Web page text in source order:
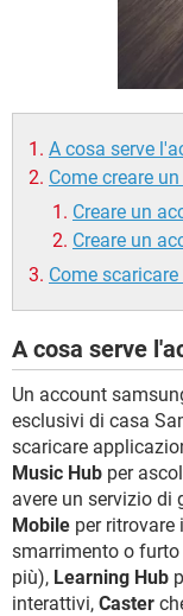
A cosa serve
Come creare
Creare un
Creare un
Come
A cosa serve
Un account
esclusivi di casa
scaricare
Music Hub per
avere un servizio
Mobile per
smarrimento o furto
più), Learning Hub
interattivi, Caster